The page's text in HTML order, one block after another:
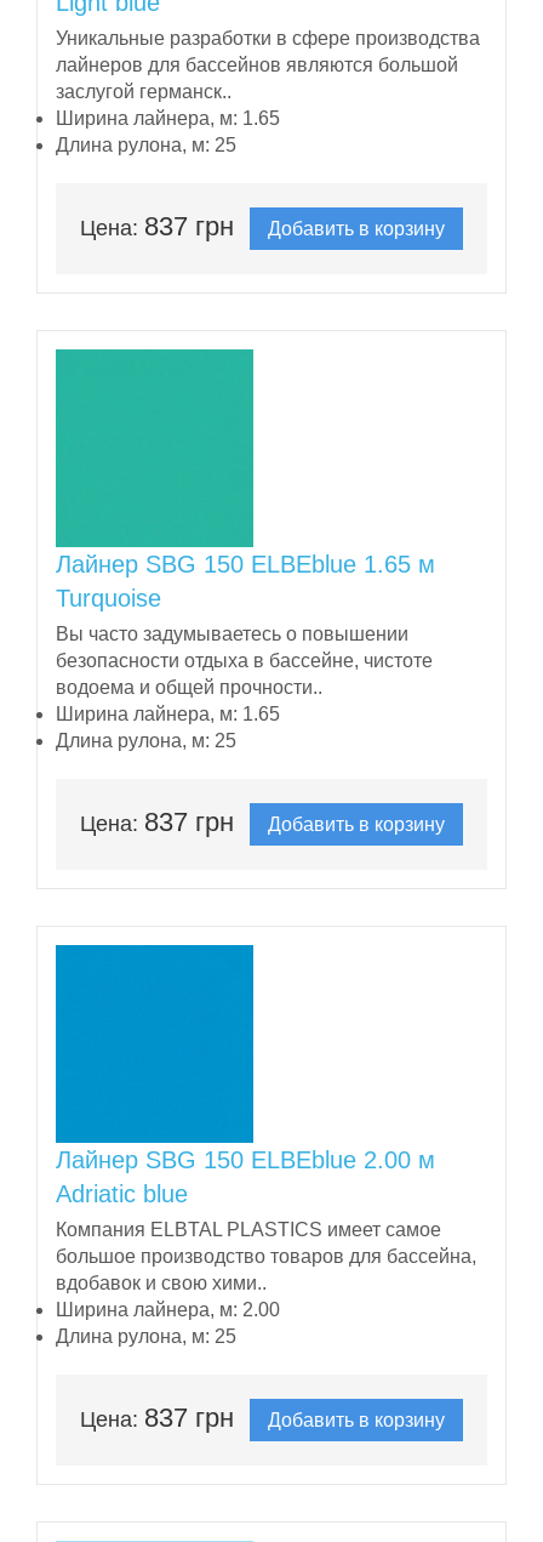
Уникальные разработки в сфере производства
лайнеров для бассейнов являются большой
заслугой германск..
Ширина лайнера, м: 1.65
Длина рулона, м: 25
Цена: 837 грн Добавить в корзину
Лайнер SBG 150 ELBEblue 1.65 м
Turquoise
Вы часто задумываетесь о повышении
безопасности отдыха в бассейне, чистоте
водоема и общей прочности..
Ширина лайнера, м: 1.65
Длина рулона, м: 25
Цена: 837 грн Добавить в корзину
Лайнер SBG 150 ELBEblue 2.00 м
Adriatic blue
Компания ELBTAL PLASTICS имеет самое
большое производство товаров для бассейна,
вдобавок и свою хими..
Ширина лайнера, м: 2.00
Длина рулона, м: 25
Цена: 837 грн Добавить в корзину